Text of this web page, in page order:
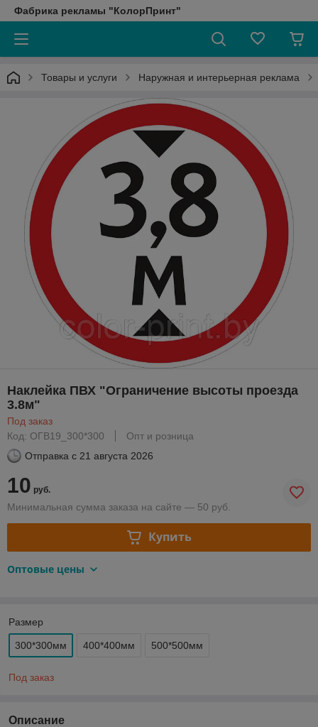
Фабрика рекламы "КолорПринт"
Товары и услуги Наружная и интерьерная реклама
Наклейка ПВХ "Ограничение высоты проезда
3.8м"
Под заказ
Код: ОГВ19_300*300
Опт и розница
Отправка с 21 августа 2026
10 руб.
Минимальная сумма заказа на сайте — 50 руб.
Купить
Оптовые цены
Размер
300*300мм 400*400мм 500*500мм
Под заказ
Описание